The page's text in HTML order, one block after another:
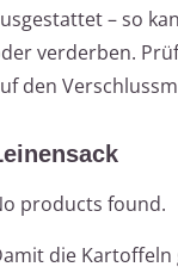
– so
verderben.
den
products found.
die